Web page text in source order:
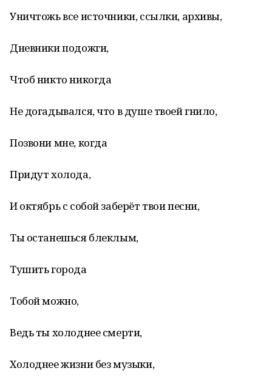
Уничтожь все источники, ссылки, архивы,
Дневники подожги,
Чтоб никто никогда
Не догадывался, что в душе твоей гнило,
Позвони мне, когда
Придут холода,
И октябрь с собой заберёт твои песни,
Ты останешься блеклым,
Тушить города
Тобой можно,
Ведь ты холоднее смерти,
Холоднее жизни без музыки,